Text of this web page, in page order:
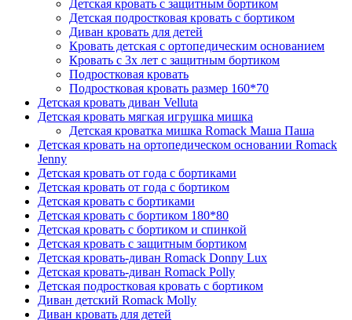
Детская кровать с защитным бортиком
Детская подростковая кровать с бортиком
Диван кровать для детей
Кровать детская с ортопедическим основанием
Кровать с 3х лет с защитным бортиком
Подростковая кровать
Подростковая кровать размер 160*70
Детская кровать диван Velluta
Детская кровать мягкая игрушка мишка
Детская кроватка мишка Romack Маша Паша
Детская кровать на ортопедическом основании Romack
Jenny
Детская кровать от года с бортиками
Детская кровать от года с бортиком
Детская кровать с бортиками
Детская кровать с бортиком 180*80
Детская кровать с бортиком и спинкой
Детская кровать с защитным бортиком
Детская кровать-диван Romack Donny Lux
Детская кровать-диван Romack Polly
Детская подростковая кровать с бортиком
Диван детский Romack Molly
Диван кровать для детей